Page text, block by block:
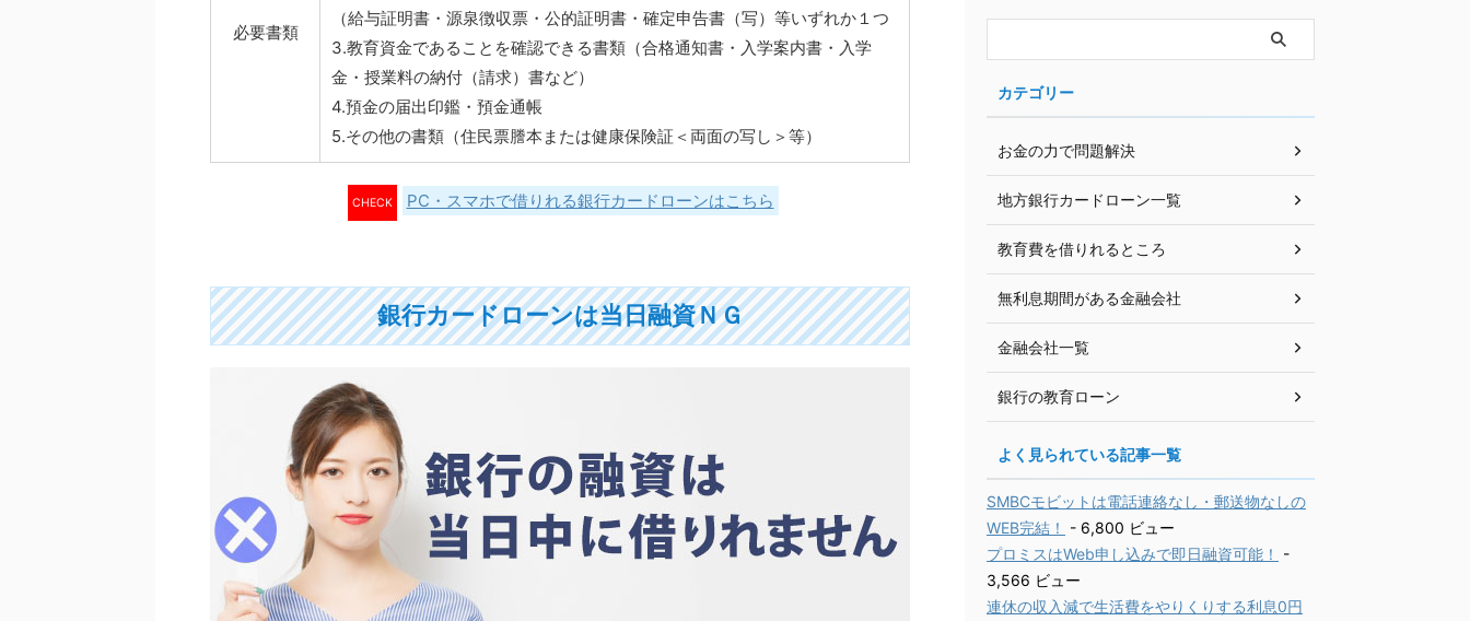
必要書類
（給与証明書・源泉徴収票・公的証明書・確定申告書（写）等いずれか１つ
3.教育資金であることを確認できる書類（合格通知書・入学案内書・入学
金・授業料の納付（請求）書など）
4.預金の届出印鑑・預金通帳
5.その他の書類（住民票謄本または健康保険証＜両面の写し＞等）
CHECK PC・スマホで借りれる銀行カードローンはこちら
銀行カードローンは当日融資ＮＧ
カテゴリー
お金の力で問題解決
地方銀行カードローン一覧
教育費を借りれるところ
無利息期間がある金融会社
金融会社一覧
銀行の教育ローン
よく見られている記事一覧
SMBCモビットは電話連絡なし・郵送物なしの
WEB完結！
- 6,800 ビュー
プロミスはWeb申し込みで即日融資可能！
-
3,566 ビュー
連休の収入減で生活費をやりくりする利息0円